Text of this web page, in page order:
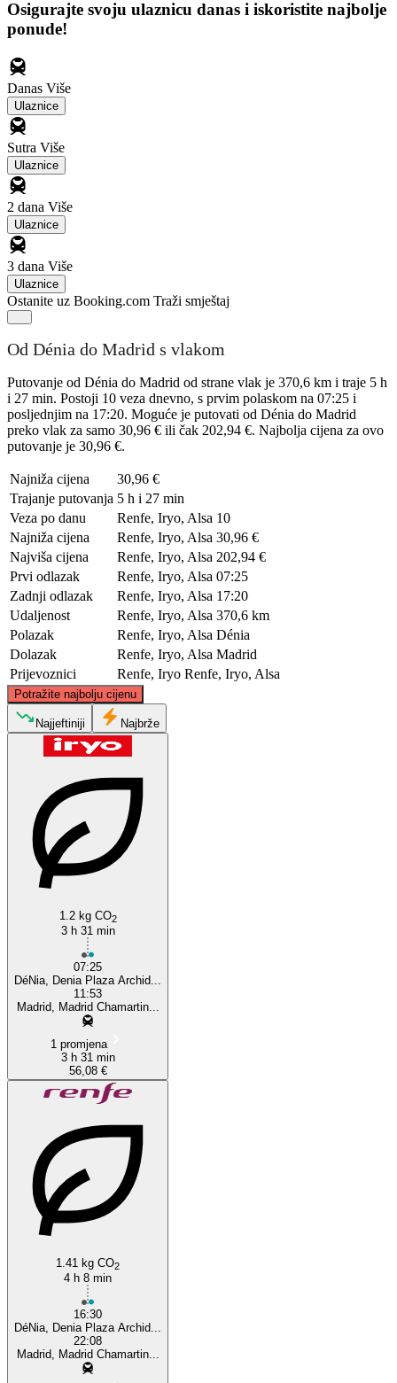
Osigurajte svoju ulaznicu danas i iskoristite najbolje
ponude!
Danas Više
Ulaznice
Sutra Više
Ulaznice
2 dana Više
Ulaznice
3 dana Više
Ulaznice
Ostanite uz Booking.com Traži smještaj
Od Dénia do Madrid s vlakom
Putovanje od Dénia do Madrid od strane vlak je 370,6 km i traje 5 h
i 27 min. Postoji 10 veza dnevno, s prvim polaskom na 07:25 i
posljednjim na 17:20. Moguće je putovati od Dénia do Madrid
preko vlak za samo 30,96 € ili čak 202,94 €. Najbolja cijena za ovo
putovanje je 30,96 €.
Najniža cijena
30,96 €
Trajanje putovanja 5 h i 27 min
Veza po danu
Renfe, Iryo, Alsa 10
Najniža cijena
Renfe, Iryo, Alsa 30,96 €
Najviša cijena
Renfe, Iryo, Alsa 202,94 €
Prvi odlazak
Renfe, Iryo, Alsa 07:25
Zadnji odlazak
Renfe, Iryo, Alsa 17:20
Udaljenost
Renfe, Iryo, Alsa 370,6 km
Polazak
Renfe, Iryo, Alsa Dénia
Dolazak
Renfe, Iryo, Alsa Madrid
Prijevoznici
Renfe, Iryo Renfe, Iryo, Alsa
Potražite najbolju cijenu
Madrid
©CARTO, ©OpenStreetMap
Najjeftiniji Najbrže
1.2 kg CO2
3 h 31 min
07:25
DéNia, Denia Plaza Archid...
11:53
Madrid, Madrid Chamartin...
1 promjena
3 h 31 min
56,08 €
1.41 kg CO2
4 h 8 min
16:30
DéNia, Denia Plaza Archid...
22:08
Madrid, Madrid Chamartin...